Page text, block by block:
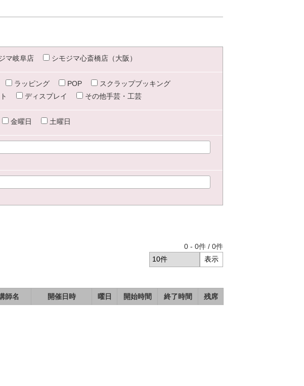
マ岐阜店 シモジマ心斎橋店（大阪）
ラッピング POP
スクラップブッキング
ディスプレイ その他手芸・工芸
金曜日 土曜日
0 - 0件 / 0件
師名 開催日時 曜日 開始時間 終了時間 残席